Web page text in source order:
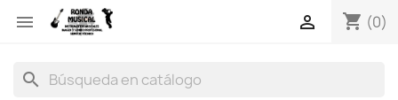
 shopping_cart (0)

search